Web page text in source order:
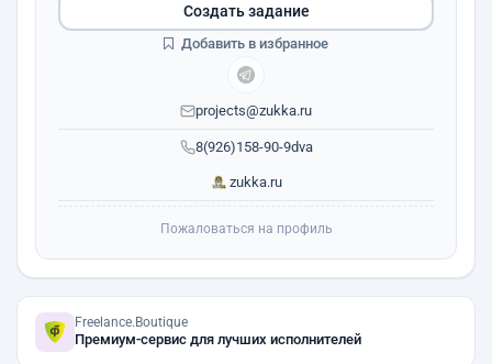
8(926)158-90-9dva
projects@zukka.ru
zukka.ru
Создать задание
Добавить в избранное
Пожаловаться на профиль
Freelance.Boutique
Премиум-сервис для лучших исполнителей